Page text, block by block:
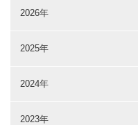
2026年
2025年
2024年
2023年